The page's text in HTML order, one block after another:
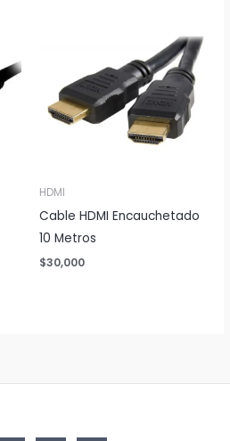
HDMI
Cable HDMI Encauchetado
10 Metros
$30,000